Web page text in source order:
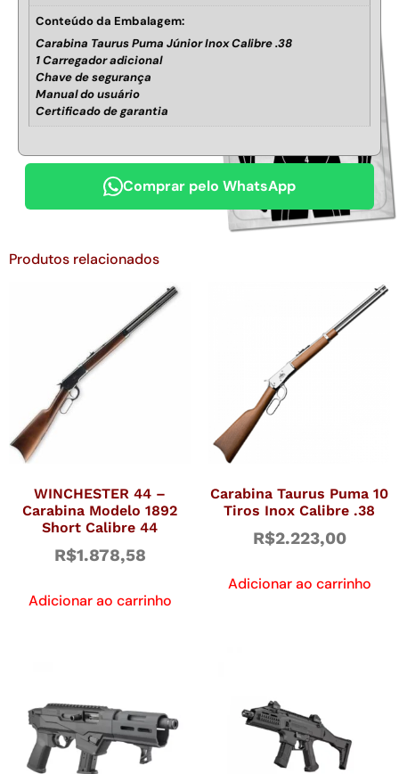
Conteúdo da Embalagem:
Carabina Taurus Puma Júnior Inox Calibre .38
1 Carregador adicional
Chave de segurança
Manual do usuário
Certificado de garantia
Comprar pelo WhatsApp
Produtos relacionados
WINCHESTER 44 –
Carabina Modelo 1892
Short Calibre 44
R$1.878,58
Adicionar ao carrinho
Carabina Taurus Puma 10
Tiros Inox Calibre .38
R$2.223,00
Adicionar ao carrinho